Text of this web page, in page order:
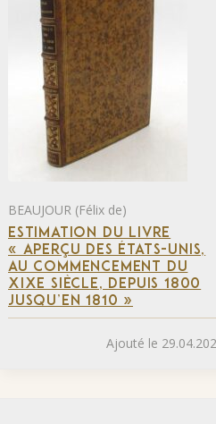
BEAUJOUR (Félix de)
ESTIMATION DU LIVRE
« APERÇU DES ÉTATS-UNIS,
AU COMMENCEMENT DU
XIXE SIÈCLE, DEPUIS 1800
JUSQU’EN 1810 »
Ajouté le